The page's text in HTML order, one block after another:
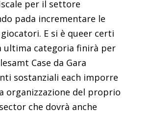
per il settore
pada incrementare le
E si è queer certi
ultima categoria finirà per
Case da Gara
sostanziali each imporre
organizzazione del proprio
che dovrà anche